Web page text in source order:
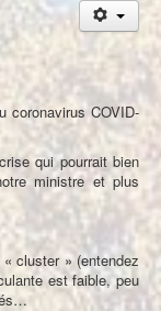
coronavirus COVID-
qui pourrait bien
ministre et plus
cluster » (entendez
est faible, peu